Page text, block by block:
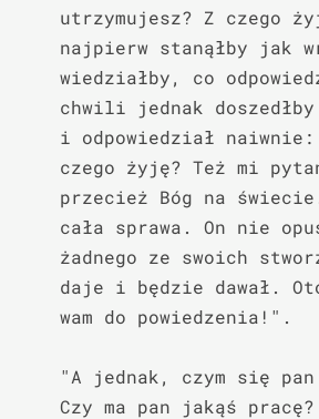
utrzymujesz? Z czego
najpierw stanąłby jak
wiedziałby, co
chwili jednak
i odpowiedział
czego żyję? Też mi
przecież Bóg na
cała sprawa. On nie
żadnego ze swoich
daje i będzie dawał.
wam do powiedzenia!".
"A jednak, czym się pan
Czy ma pan jakąś